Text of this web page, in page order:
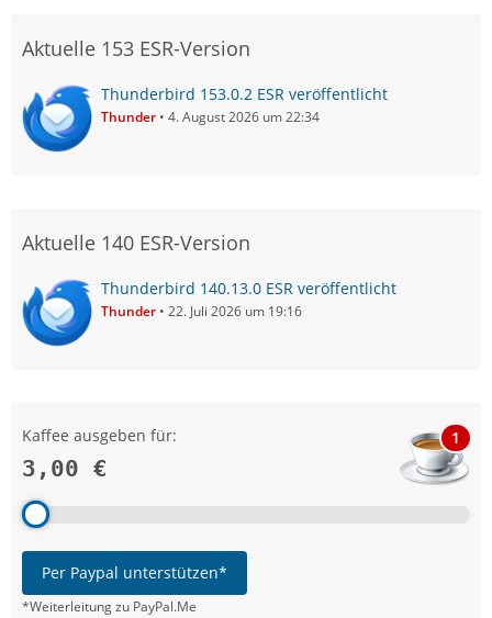
Aktuelle 153 ESR-Version
Thunderbird 153.0.2 ESR veröffentlicht
Thunder 4. August 2026 um 22:34
Aktuelle 140 ESR-Version
Thunderbird 140.13.0 ESR veröffentlicht
Thunder 22. Juli 2026 um 19:16
Kaffee ausgeben für:
3,00 €
1
Per Paypal unterstützen*
*Weiterleitung zu PayPal.Me